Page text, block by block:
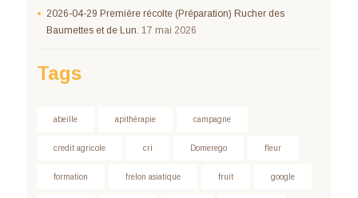
2026-04-29 Première récolte (Préparation) Rucher des
Baumettes et de Lun. 17 mai 2026
Tags
abeille apithérapie campagne
credit agricole cri Domerego fleur
formation frelon asiatique fruit google